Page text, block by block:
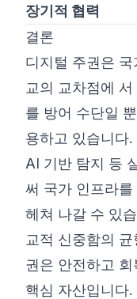
장기적 협력
결론
디지털 주권은 국
교의 교차점에
를 방어 수단일
용하고 있습니다
AI 기반 탐지 등
써 국가 인프라
헤쳐 나갈 수 있
교적 신중함의
권은 안전하고
핵심 자산입니다.